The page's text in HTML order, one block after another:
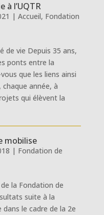
à l’UQTR
| Accueil, Fondation
de vie Depuis 35 ans,
ponts entre la
que les liens ainsi
année, à
qui élèvent la
mobilise
| Fondation de
la Fondation de
suite à la
le cadre de la 2e